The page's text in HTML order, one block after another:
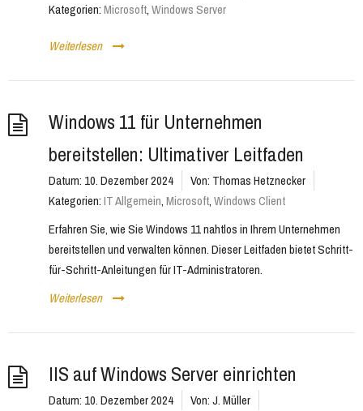
Kategorien:Microsoft,Windows Server
Weiterlesen
Windows 11 für Unternehmen
bereitstellen: Ultimativer Leitfaden
Datum: 10. Dezember 2024 Von: Thomas Hetznecker
Kategorien:IT Allgemein,Microsoft,Windows Client
Erfahren Sie, wie Sie Windows 11 nahtlos in Ihrem Unternehmen
bereitstellen und verwalten können. Dieser Leitfaden bietet Schritt-
für-Schritt-Anleitungen für IT-Administratoren.
Weiterlesen
IIS auf Windows Server einrichten
Datum: 10. Dezember 2024 Von:J. Müller